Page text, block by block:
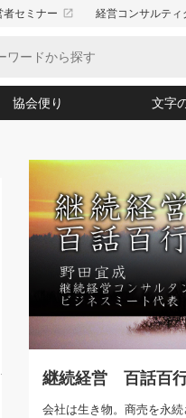
者セミナー launch 経営コンサルティ
第86回 「言葉狩り」
イング経営入
くり(210)
と思われる 気配りの達人(127)
ル(92)
教育の決め手(203)
ンランク上の手紙・メール術
況は会社守成の好機(38)
の人間力の磨き方」(86)
教え 東洋思想に学ぶ経営学
の指導者たち」(32)
ころ心平の ──社長のための「
タルＡＶを味方に！新・仕事術
ダー脳の鍛え方(32)
ンを楽しむ基礎レッスン(12)
「氣」(30)
スポーツ・ビジネスに学ぶ心理学
協会便り
「愛読者通信」著者インタビ
ビジネス見聞録 経営ニュ
作間信司の経営無形庵(けい
経営セミナー情報局(1)
繁栄への着眼点 牟田太陽
講話を聞いて学ぼう 実学・
文字
継続経営 百話百
会社は生き物。商売を永